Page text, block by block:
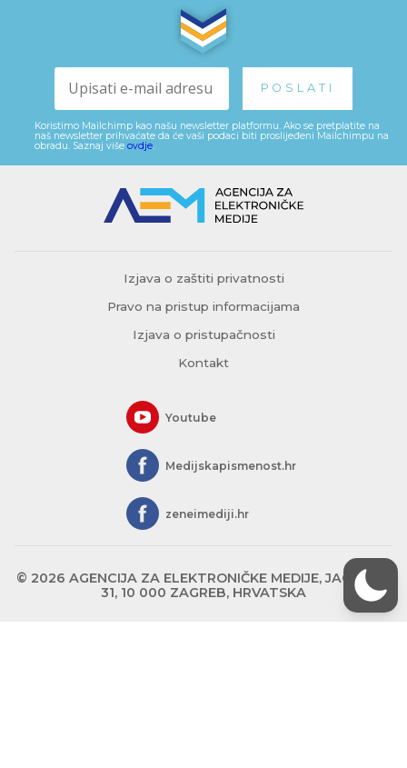
Koristimo Mailchimp kao našu newsletter platformu. Ako se pretplatite na
naš newsletter prihvaćate da će vaši podaci biti proslijeđeni Mailchimpu na
obradu. Saznaj više ovdje
Izjava o zaštiti privatnosti
Pravo na pristup informacijama
Izjava o pristupačnosti
Kontakt
Youtube
Medijskapismenost.hr
zeneimediji.hr
© 2026 AGENCIJA ZA ELEKTRONIČKE MEDIJE, JAGIĆEVA
31, 10 000 ZAGREB, HRVATSKA